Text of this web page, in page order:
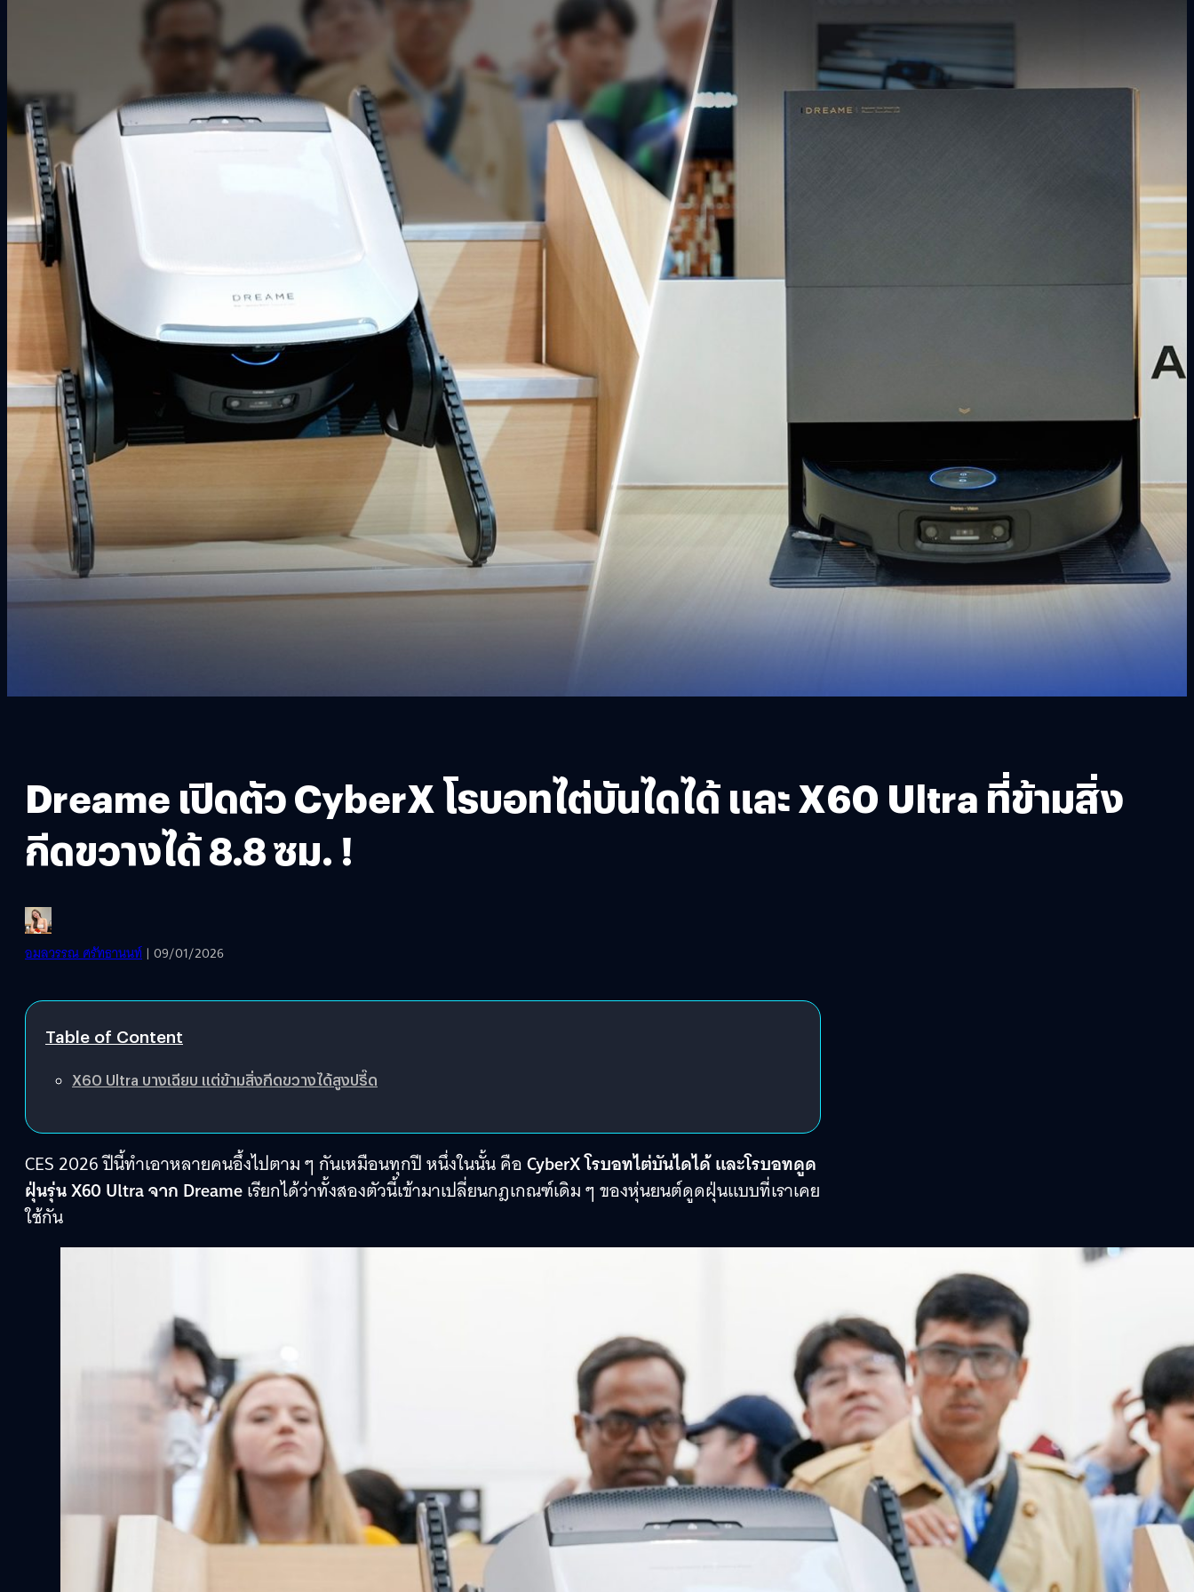
Dreame เปิดตัว CyberX โรบอทไต่บันไดได้ และ X60 Ultra ที่ข้ามสิ่ง
กีดขวางได้ 8.8 ซม. !
อมลวรรณ ศรัทธานนท์ | 09/01/2026
Table of Content
X60 Ultra บางเฉียบ แต่ข้ามสิ่งกีดขวางได้สูงปรี๊ด
CES 2026 ปีนี้ทำเอาหลายคนอึ้งไปตาม ๆ กันเหมือนทุกปี หนึ่งในนั้น คือ CyberX โรบอทไต่บันไดได้ และโรบอทดูด
ฝุ่นรุ่น X60 Ultra จาก Dreameเรียกได้ว่าทั้งสองตัวนี้เข้ามาเปลี่ยนกฎเกณฑ์เดิม ๆ ของหุ่นยนต์ดูดฝุ่นแบบที่เราเคย
ใช้กัน